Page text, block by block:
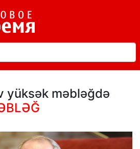
yüksək məbləğdə